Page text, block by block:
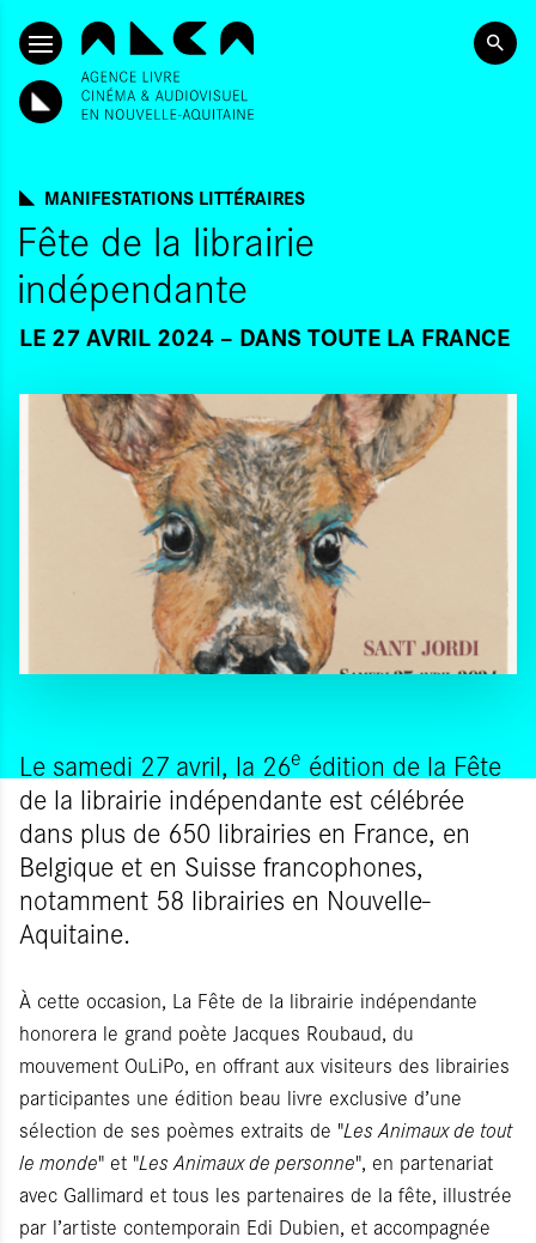
ALLER AU CONTENU PRINCIPAL
MANIFESTATIONS LITTÉRAIRES
Fête de la librairie
indépendante
LE 27 AVRIL 2024 DANS TOUTE LA FRANCE
Le samedi 27 avril, la 26e édition de la Fête
de la librairie indépendante est célébrée
dans plus de 650 librairies en France, en
Belgique et en Suisse francophones,
notamment 58 librairies en Nouvelle-
Aquitaine.
À cette occasion, La Fête de la librairie indépendante
honorera le grand poète Jacques Roubaud, du
mouvement OuLiPo, en offrant aux visiteurs des librairies
participantes une édition beau livre exclusive d’une
sélection de ses poèmes extraits de "Les Animaux de tout
le monde" et "Les Animaux de personne", en partenariat
avec Gallimard et tous les partenaires de la fête, illustrée
par l’artiste contemporain Edi Dubien, et accompagnée